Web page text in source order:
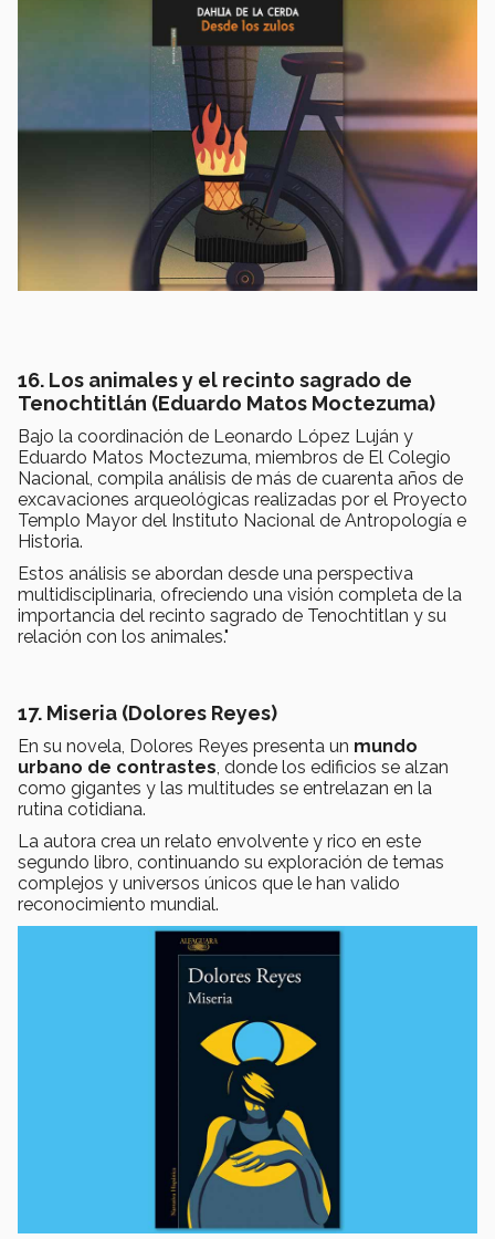
16. Los animales y el recinto sagrado de
Tenochtitlán (Eduardo Matos Moctezuma)
Bajo la coordinación de Leonardo López Luján y
Eduardo Matos Moctezuma, miembros de El Colegio
Nacional, compila análisis de más de cuarenta años de
excavaciones arqueológicas realizadas por el Proyecto
Templo Mayor del Instituto Nacional de Antropología e
Historia.
Estos análisis se abordan desde una perspectiva
multidisciplinaria, ofreciendo una visión completa de la
importancia del recinto sagrado de Tenochtitlan y su
relación con los animales."
17. Miseria (Dolores Reyes)
En su novela, Dolores Reyes presenta un mundo
urbano de contrastes, donde los edificios se alzan
como gigantes y las multitudes se entrelazan en la
rutina cotidiana.
La autora crea un relato envolvente y rico en este
segundo libro, continuando su exploración de temas
complejos y universos únicos que le han valido
reconocimiento mundial.